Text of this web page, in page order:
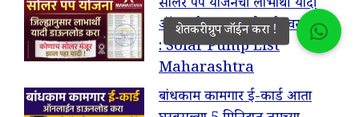
ऑनलाईन तुमच्या मोबाईलवर पहा !
: Solar Pump List
Maharashtra
बांधकाम कामगार ई-कार्ड आता